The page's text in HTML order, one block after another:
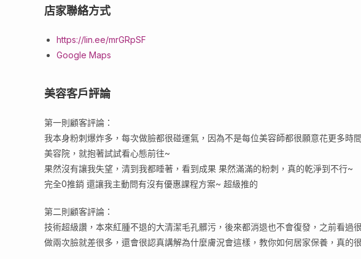
店家聯絡方式
https://lin.ee/mrGRpSF
Google Maps
美容客戶評論
第一則顧客評論：
我本身粉刺爆炸多，每次做臉都很碰運氣，因為不是每位美容師都很願意花更多時
美容院，就抱著試試看心態前往~
果然沒有讓我失望，清到我都睡著，看到成果 果然滿滿的粉刺，真的乾淨到不行~
完全0推銷 還讓我主動問有沒有優惠課程方案~ 超級推的
第二則顧客評論：
技術超級讚，本來紅腫不退的大清潔毛孔髒污，後來都消退也不會復發，之前看過
做兩次臉就差很多，還會很認真講解為什麼膚況會這樣，教你如何居家保養，真的